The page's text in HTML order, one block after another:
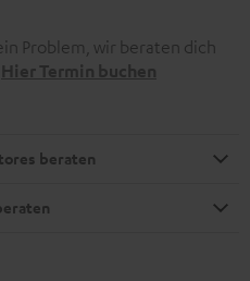
Problem, wir beraten dich
Hier Termin buchen
beraten